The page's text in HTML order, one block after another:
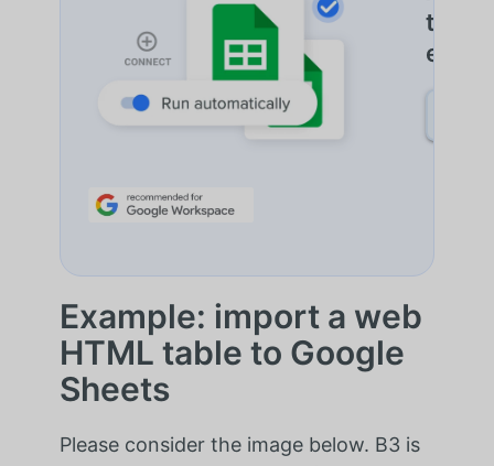
entre
Example: import a web
HTML table to Google
Sheets
Please consider the image below. B3 is